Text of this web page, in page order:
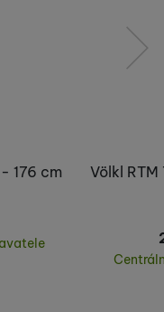
176 cm Völkl RTM